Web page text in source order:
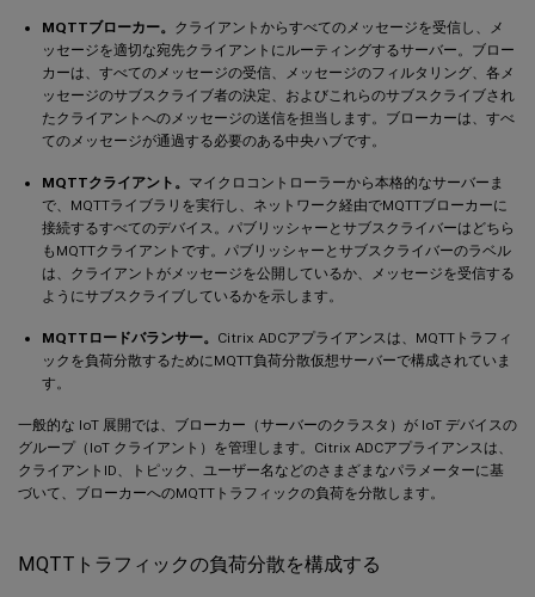
MQTTブローカー。 クライアントからすべてのメッセージを受信し、メ
ッセージを適切な宛先クライアントにルーティングするサーバー。ブロー
カーは、すべてのメッセージの受信、メッセージのフィルタリング、各メ
ッセージのサブスクライブ者の決定、およびこれらのサブスクライブされ
たクライアントへのメッセージの送信を担当します。ブローカーは、すべ
てのメッセージが通過する必要のある中央ハブです。
MQTTクライアント。 マイクロコントローラーから本格的なサーバーま
で、MQTTライブラリを実行し、ネットワーク経由でMQTTブローカーに
接続するすべてのデバイス。パブリッシャーとサブスクライバーはどちら
もMQTTクライアントです。パブリッシャーとサブスクライバーのラベル
は、クライアントがメッセージを公開しているか、メッセージを受信する
ようにサブスクライブしているかを示します。
MQTTロードバランサー。 Citrix ADCアプライアンスは、MQTTトラフィ
ックを負荷分散するためにMQTT負荷分散仮想サーバーで構成されていま
す。
一般的な IoT 展開では、ブローカー（サーバーのクラスタ）が IoT デバイスの
グループ（IoT クライアント）を管理します。Citrix ADCアプライアンスは、
クライアントID、トピック、ユーザー名などのさまざまなパラメーターに基
づいて、ブローカーへのMQTTトラフィックの負荷を分散します。
MQTTトラフィックの負荷分散を構成する